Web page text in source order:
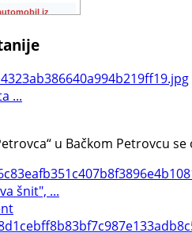
...
u Bačkom Petrovcu
šnit", ...